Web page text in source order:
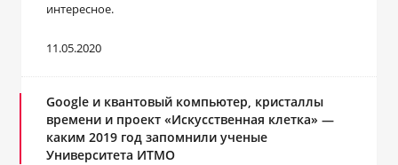
интересное.
11.05.2020
Google и квантовый компьютер, кристаллы
времени и проект «Искусственная клетка» —
каким 2019 год запомнили ученые
Университета ИТМО